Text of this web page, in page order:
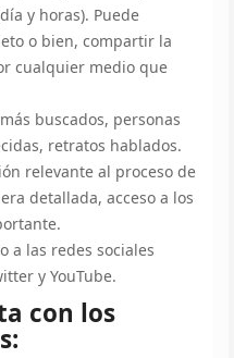
y horas). Puede
o bien, compartir la
cualquier medio que
buscados, personas
retratos hablados.
relevante al proceso de
detallada, acceso a los
a las redes sociales
y YouTube.
con los